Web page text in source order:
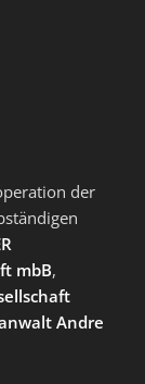
der
mbB,
Andre